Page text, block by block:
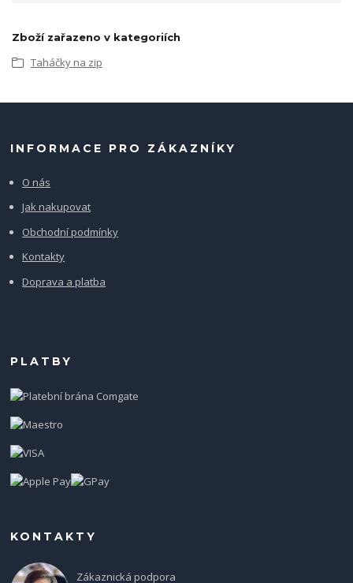
Zboží zařazeno v kategoriích
Taháčky na zip
INFORMACE PRO ZÁKAZNÍKY
O nás
Jak nakupovat
Obchodní podmínky
Kontakty
Doprava a platba
PLATBY
KONTAKTY
Zákaznická podpora